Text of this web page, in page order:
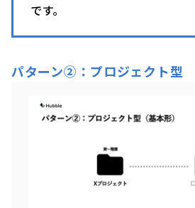
です。
パターン②：プロジェクト型